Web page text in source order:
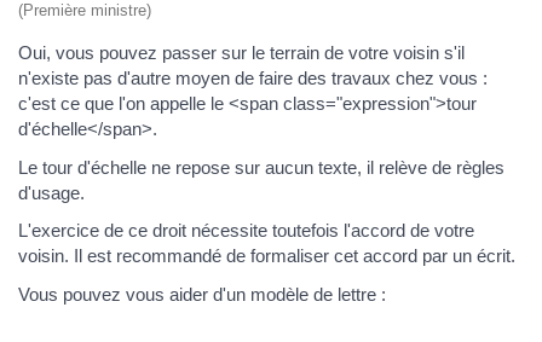
(Première ministre)
Oui, vous pouvez passer sur le terrain de votre voisin s'il
n'existe pas d'autre moyen de faire des travaux chez vous :
c'est ce que l'on appelle le <span class="expression">tour
d'échelle</span>.
Le tour d'échelle ne repose sur aucun texte, il relève de règles
d'usage.
L'exercice de ce droit nécessite toutefois l'accord de votre
voisin. Il est recommandé de formaliser cet accord par un écrit.
Vous pouvez vous aider d'un modèle de lettre :